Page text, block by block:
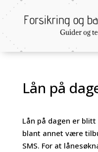
Lån på
Lån på dagen er
blant annet være
SMS. For at